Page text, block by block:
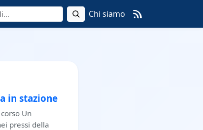
Chi siamo
in stazione
Un
pressi della